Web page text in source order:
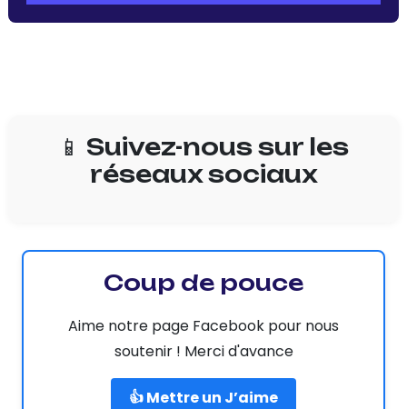
📱 Suivez-nous sur les
réseaux sociaux
Coup de pouce
Aime notre page Facebook pour nous
soutenir ! Merci d'avance
👍 Mettre un J’aime